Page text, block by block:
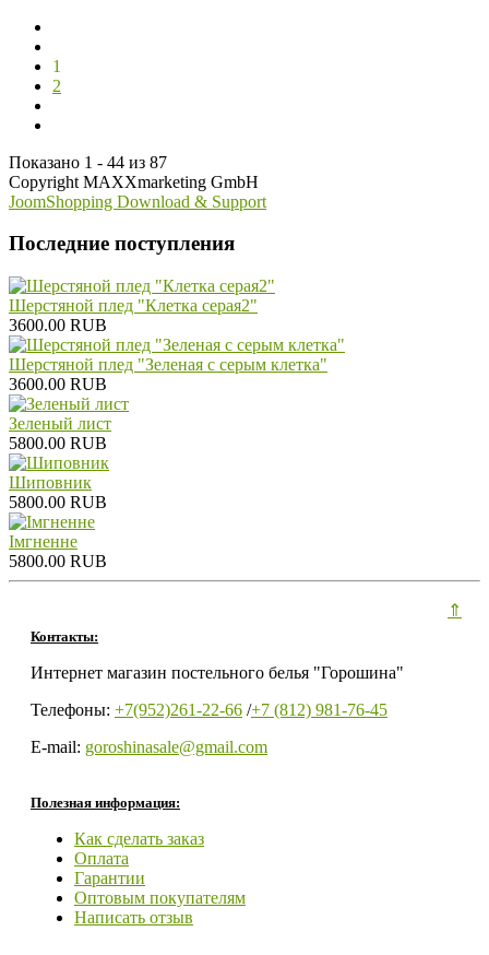
1
2
Показано 1 - 44 из 87
Copyright MAXXmarketing GmbH
JoomShopping Download & Support
Последние поступления
Шерстяной плед "Клетка серая2"
3600.00 RUB
Шерстяной плед "Зеленая с серым клетка"
3600.00 RUB
Зеленый лист
5800.00 RUB
Шиповник
5800.00 RUB
Iмгненне
5800.00 RUB
Контакты:
Интернет магазин постельного белья "Горошина"
Телефоны: +7(952)261-22-66 /+7 (812) 981-76-45
E-mail: goroshinasale@gmail.com
Полезная информация:
Как сделать заказ
Оплата
Гарантии
Оптовым покупателям
Написать отзыв
⇑